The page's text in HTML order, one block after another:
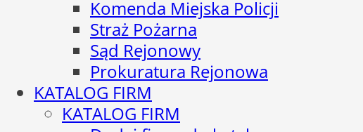
Komenda Miejska Policji
Straż Pożarna
Sąd Rejonowy
Prokuratura Rejonowa
KATALOG FIRM
KATALOG FIRM